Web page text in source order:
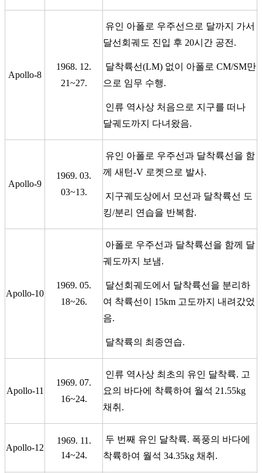
Apollo-8
1968. 12.
21~27.
유인 아폴로 우주선으로 달까지 가서
달선회궤도 진입 후 20시간 공전.
달착륙선(LM) 없이 아폴로 CM/SM만
으로 임무 수행.
인류 역사상 처음으로 지구를 떠나
달궤도까지 다녀왔음.
Apollo-9
1969. 03.
03~13.
유인 아폴로 우주선과 달착륙선을 함
께 새턴-V 로켓으로 발사.
지구궤도상에서 모선과 달착륙선 도
킹/분리 연습을 반복함.
Apollo-10
1969. 05.
18~26.
아폴로 우주선과 달착륙선을 함께 달
궤도까지 보냄.
달선회궤도에서 달착륙선을 분리하
여 착륙선이 15km 고도까지 내려갔었
음.
달착륙의 최종연습.
Apollo-11
1969. 07.
16~24.
인류 역사상 최초의 유인 달착륙. 고
요의 바다에 착륙하여 월석 21.55kg
채취.
Apollo-12
1969. 11.
14~24.
두 번째 유인 달착륙. 폭풍의 바다에
착륙하여 월석 34.35kg 채취.